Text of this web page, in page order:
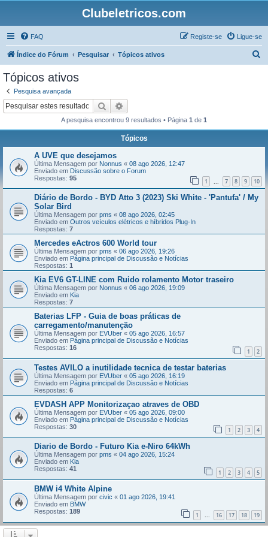
Clubeletricos.com
FAQ Ligue-se
Registe-se
Índice do Fórum Pesquisar Tópicos ativos
Tópicos ativos
Pesquisa avançada
Pesquisar
A pesquisa encontrou 9 resultados • Página 1 de 1
Tópicos
A UVE que desejamos
Última Mensagem por Nonnus « 08 ago 2026, 12:47
Enviado em Discussão sobre o Forum
Respostas: 95 1 7 8 9 10
Diário de Bordo - BYD Atto 3 (2023) Ski White - 'Pantufa' / My
Solar Bird
Última Mensagem por pms « 08 ago 2026, 02:45
Enviado em Outros veículos elétricos e híbridos Plug-In
Respostas: 7
Mercedes eActros 600 World tour
Última Mensagem por pms « 06 ago 2026, 19:26
Enviado em Página principal de Discussão e Notícias
Respostas: 1
Kia EV6 GT-LINE com Ruido rolamento Motor traseiro
Última Mensagem por Nonnus « 06 ago 2026, 19:09
Enviado em Kia
Respostas: 7
Baterias LFP - Guia de boas práticas de
carregamento/manutenção
Última Mensagem por EVUber « 05 ago 2026, 16:57
Enviado em Página principal de Discussão e Notícias
Respostas: 16 1 2
Testes AVILO a inutilidade tecnica de testar baterias
Última Mensagem por EVUber « 05 ago 2026, 16:19
Enviado em Página principal de Discussão e Notícias
Respostas: 6
EVDASH APP Monitorizaçao atraves de OBD
Última Mensagem por EVUber « 05 ago 2026, 09:00
Enviado em Página principal de Discussão e Notícias
Respostas: 30 1 2 3 4
Diario de Bordo - Futuro Kia e-Niro 64kWh
Última Mensagem por pms « 04 ago 2026, 15:24
Enviado em Kia
Respostas: 41 1 2 3 4 5
BMW i4 White Alpine
Última Mensagem por civic « 01 ago 2026, 19:41
Enviado em BMW
Respostas: 189 1 ... 16 17 18 19